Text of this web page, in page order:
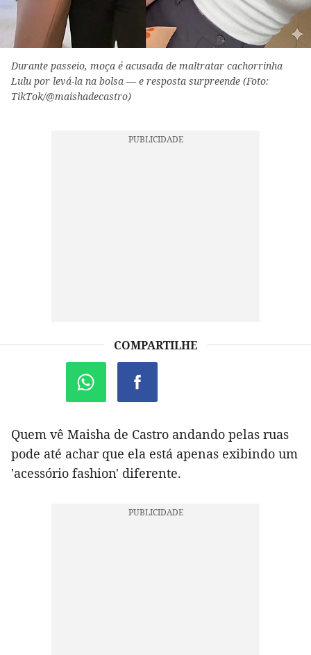
Durante passeio, moça é acusada de maltratar cachorrinha
Lulu por levá-la na bolsa — e resposta surpreende (Foto:
TikTok/@maishadecastro)
COMPARTILHE
Quem vê Maisha de Castro andando pelas ruas
pode até achar que ela está apenas exibindo um
'acessório fashion' diferente.